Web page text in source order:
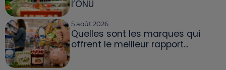
l’ONU
5 août 2026
Quelles sont les marques qui
offrent le meilleur rapport...